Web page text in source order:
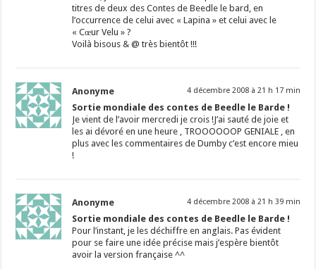
titres de deux des Contes de Beedle le bard, en
l’occurrence de celui avec « Lapina » et celui avec le
« Cœur Velu » ?
Voilà bisous & @ très bientôt !!!
Anonyme 4 décembre 2008 à 21 h 17 min
Sortie mondiale des contes de Beedle le Barde !
Je vient de l’avoir mercredi je crois !J’ai sauté de joie et
les ai dévoré en une heure , TROOOOOOP GENIALE , en
plus avec les commentaires de Dumby c’est encore mieu
!
Anonyme 4 décembre 2008 à 21 h 39 min
Sortie mondiale des contes de Beedle le Barde !
Pour l’instant, je les déchiffre en anglais. Pas évident
pour se faire une idée précise mais j’espère bientôt
avoir la version française ^^